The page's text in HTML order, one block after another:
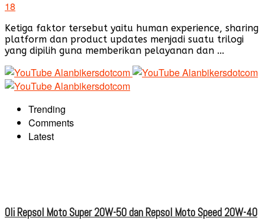
18
Ketiga faktor tersebut yaitu human experience, sharing
platform dan product updates menjadi suatu trilogi
yang dipilih guna memberikan pelayanan dan ...
Trending
Comments
Latest
Oli Repsol Moto Super 20W-50 dan Repsol Moto Speed 20W-40